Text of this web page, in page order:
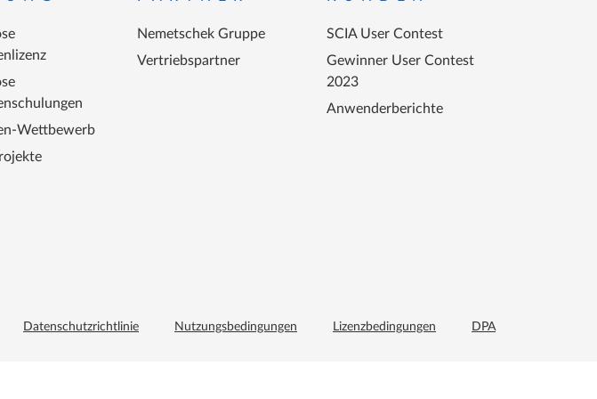
Wettbewerb
Nemetschek Gruppe
Vertriebspartner
SCIA User Contest
Gewinner User Contest
2023
Anwenderberichte
Footer menu extra
Datenschutzrichtlinie Nutzungsbedingungen Lizenzbedingungen DPA